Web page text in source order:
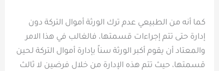
كما أنه من الطبيعي عدم ترك الورثة أموال التركة دون
إدارة حتى تتم إجراءات قسمتها، فالغالب في هذا الامر
والمعتاد أن يقوم أكبر الورثة سناً بإدارة أموال التركة لحين
قسمتها، حيث تتم هذه الإدارة من خلال فرضين لا ثالث